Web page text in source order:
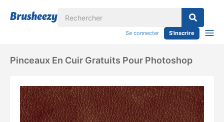
Se connecter S'inscrire
Pinceaux En Cuir Gratuits Pour Photoshop